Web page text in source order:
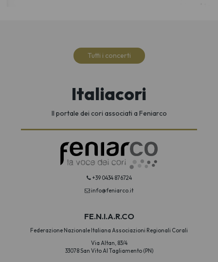
Tutti i concerti
Italiacori
Il portale dei cori associati a Feniarco
+39 0434 876724
info@feniarco.it
FE.N.I.A.R.CO
Federazione Nazionale Italiana Associazioni Regionali Corali
Via Altan, 83/4
33078 San Vito Al Tagliamento (PN)